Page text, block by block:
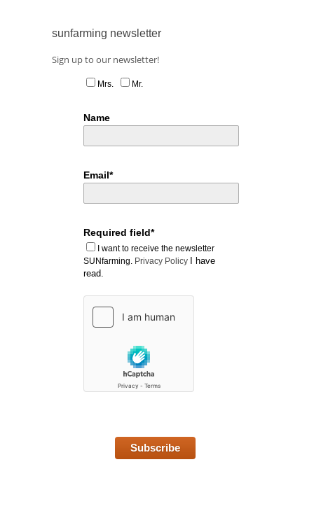
sunfarming newsletter
Sign up to our newsletter!
Mrs. Mr.
Name
Email*
Required field*
I want to receive the newsletter
SUNfarming. Privacy Policy
I have
read.
Subscribe